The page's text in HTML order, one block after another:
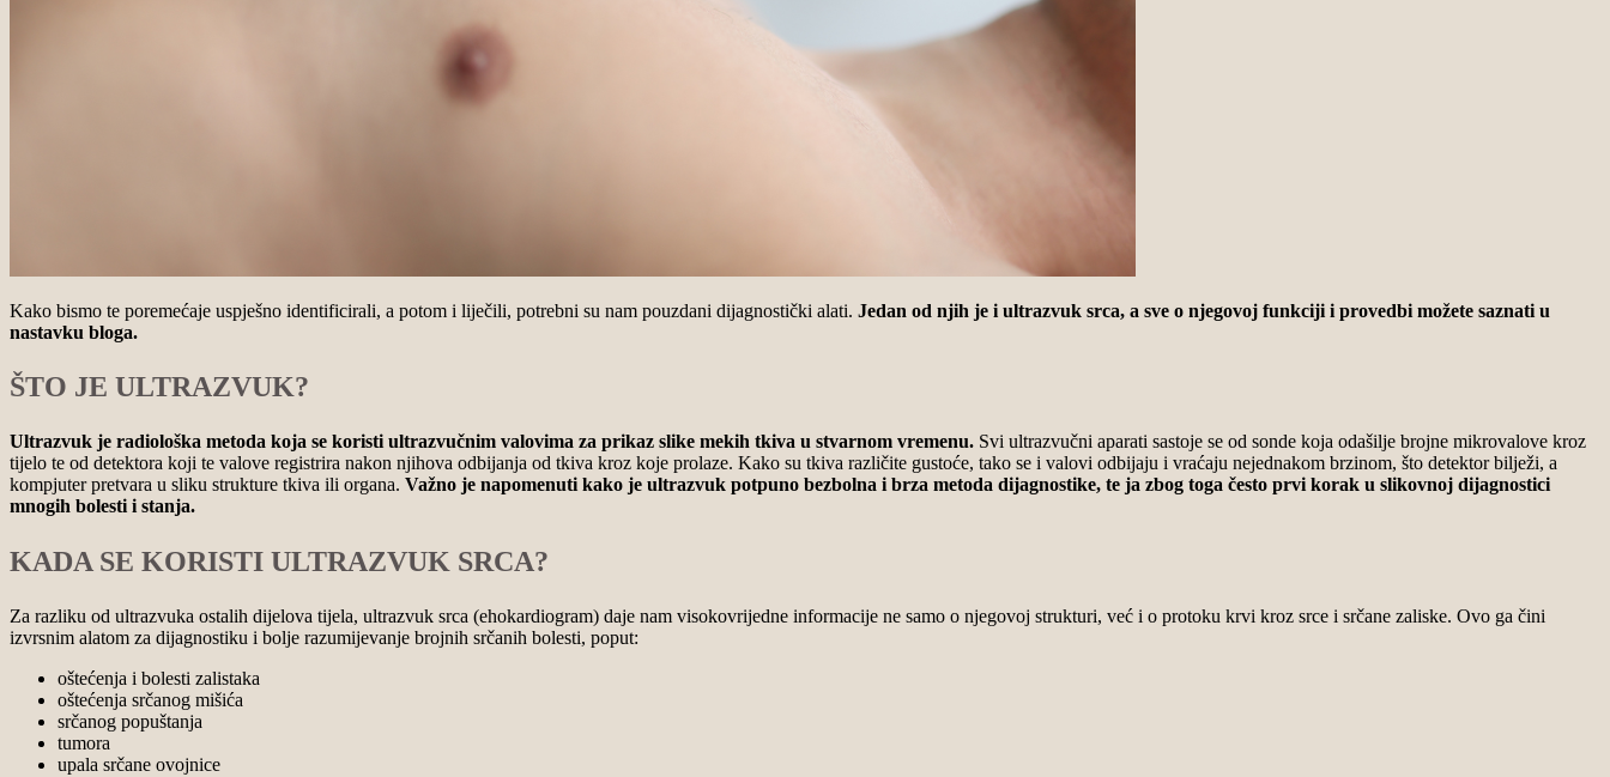
Kako bismo te poremećaje uspješno identificirali, a potom i liječili, potrebni su nam pouzdani dijagnostički alati. Jedan od njih je i ultrazvuk srca, a sve o njegovoj funkciji i provedbi možete saznati u
nastavku bloga.
ŠTO JE ULTRAZVUK?
Ultrazvuk je radiološka metoda koja se koristi ultrazvučnim valovima za prikaz slike mekih tkiva u stvarnom vremenu. Svi ultrazvučni aparati sastoje se od sonde koja odašilje brojne mikrovalove kroz
tijelo te od detektora koji te valove registrira nakon njihova odbijanja od tkiva kroz koje prolaze. Kako su tkiva različite gustoće, tako se i valovi odbijaju i vraćaju nejednakom brzinom, što detektor bilježi, a
kompjuter pretvara u sliku strukture tkiva ili organa. Važno je napomenuti kako je ultrazvuk potpuno bezbolna i brza metoda dijagnostike, te ja zbog toga često prvi korak u slikovnoj dijagnostici
mnogih bolesti i stanja.
KADA SE KORISTI ULTRAZVUK SRCA?
Za razliku od ultrazvuka ostalih dijelova tijela, ultrazvuk srca (ehokardiogram) daje nam visokovrijedne informacije ne samo o njegovoj strukturi, već i o protoku krvi kroz srce i srčane zaliske. Ovo ga čini
izvrsnim alatom za dijagnostiku i bolje razumijevanje brojnih srčanih bolesti, poput:
oštećenja i bolesti zalistaka
oštećenja srčanog mišića
srčanog popuštanja
tumora
upala srčane ovojnice